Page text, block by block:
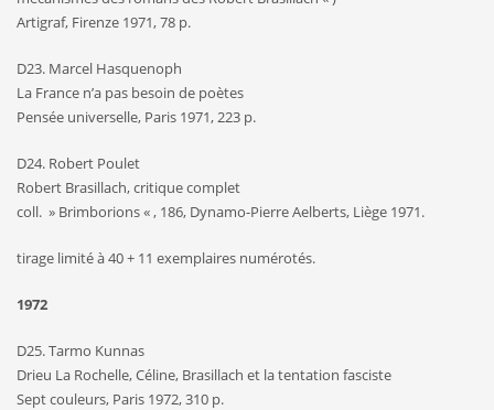
Artigraf, Firenze 1971, 78 p.
D23. Marcel Hasquenoph
La France n’a pas besoin de poètes
Pensée universelle, Paris 1971, 223 p.
D24. Robert Poulet
Robert Brasillach, critique complet
coll. » Brimborions « , 186, Dynamo-Pierre Aelberts, Liège 1971.
tirage limité à 40 + 11 exemplaires numérotés.
1972
D25. Tarmo Kunnas
Drieu La Rochelle, Céline, Brasillach et la tentation fasciste
Sept couleurs, Paris 1972, 310 p.